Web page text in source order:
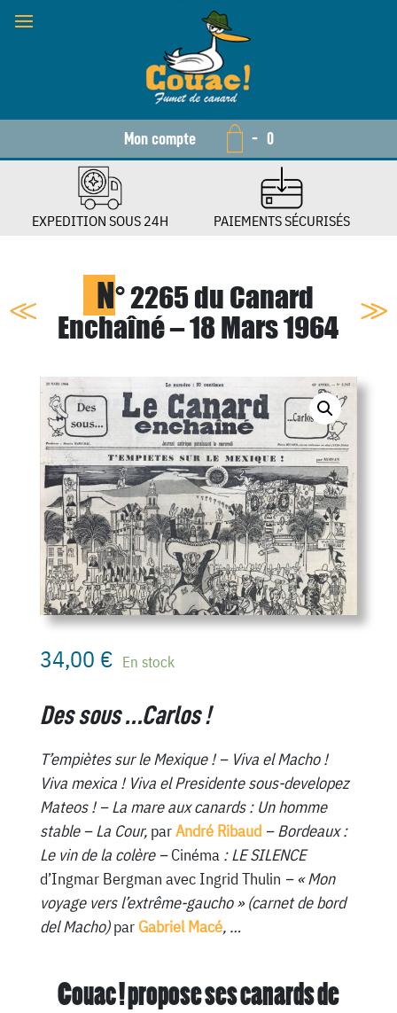
Mon compte - 0
EXPEDITION SOUS 24H PAIEMENTS SÉCURISÉS
N° 2265 du Canard
Enchaîné – 18 Mars 1964
34,00 € En stock
Des sous …Carlos !
T’empiètes sur le Mexique ! – Viva el Macho !
Viva mexica ! Viva el Presidente sous-developez
Mateos ! – La mare aux canards : Un homme
stable – La Cour, parAndré Ribaud – Bordeaux :
Le vin de la colère –Cinéma : LE SILENCE
d’Ingmar Bergman avec Ingrid Thulin – « Mon
voyage vers l’extrême-gaucho » (carnet de bord
del Macho)par Gabriel Macé, …
Couac ! propose ses canards de